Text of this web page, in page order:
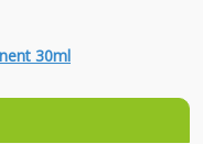
30ml